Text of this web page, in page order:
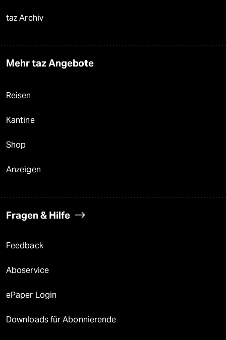
taz Archiv
Mehr taz Angebote
Reisen
Kantine
Shop
Anzeigen
Fragen & Hilfe
Feedback
Aboservice
ePaper Login
Downloads für Abonnierende